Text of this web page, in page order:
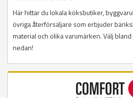
Här hittar du lokala köksbutiker,
övriga återförsäljare som erbjuder
material och olika varumärken. Välj
nedan!